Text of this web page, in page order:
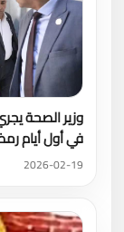
وزير الصحة
في أول أيام
2026-02-19